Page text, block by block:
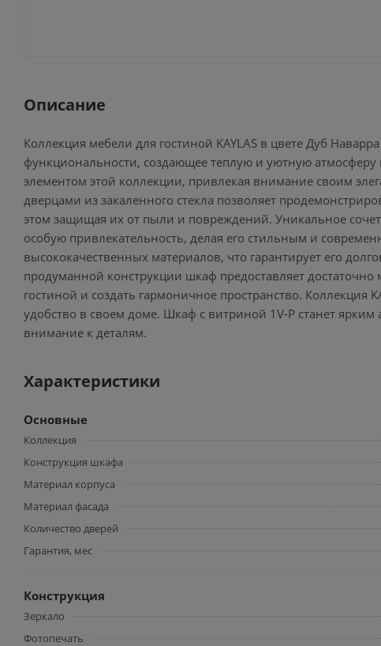
Описание
Коллекция мебели для гостиной KAYLAS в цвете Дуб
функциональности, создающее теплую и уютную
элементом этой коллекции, привлекая внимание своим
дверцами из закаленного стекла позволяет
этом защищая их от пыли и повреждений. Уникальное
особую привлекательность, делая его стильным и
высококачественных материалов, что гарантирует его
продуманной конструкции шкаф предоставляет
гостиной и создать гармоничное пространство. Коллекция
удобство в своем доме. Шкаф с витриной 1V-P станет
внимание к деталям.
Характеристики
Основные
Коллекция
Конструкция шкафа
Материал корпуса
Материал фасада
Количество дверей
Гарантия, мес
Конструкция
Зеркало
Фотопечать